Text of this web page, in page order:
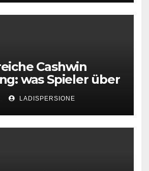
Cashwin
was Spieler über
denken
LADISPERSIONE